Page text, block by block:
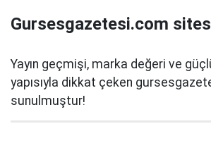
Gursesgazetesi.com
Yayın geçmişi, marka değeri ve
yapısıyla dikkat çeken
sunulmuştur!